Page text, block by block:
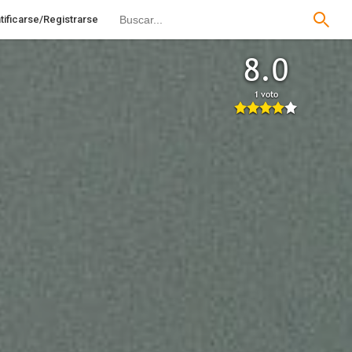
Registrarse
8.0
1 voto